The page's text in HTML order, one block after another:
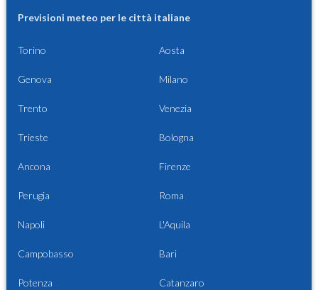
Previsioni meteo per le città italiane
Torino Aosta
Genova Milano
Trento Venezia
Trieste Bologna
Ancona Firenze
Perugia Roma
Napoli L'Aquila
Campobasso Bari
Potenza Catanzaro